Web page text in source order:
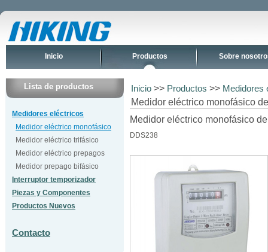
Inicio Productos Sobre
Lista de productos
Medidores eléctricos
Medidor eléctrico monofásico
Medidor eléctrico trifásico
Medidor eléctrico prepagos
Medidor prepago bifásico
Interruptor temporizador
Piezas y Componentes
Productos Nuevos
Contacto
Inicio >> Productos >> Medidores
Medidor eléctrico monofásico
Medidor eléctrico monofásico
DDS238